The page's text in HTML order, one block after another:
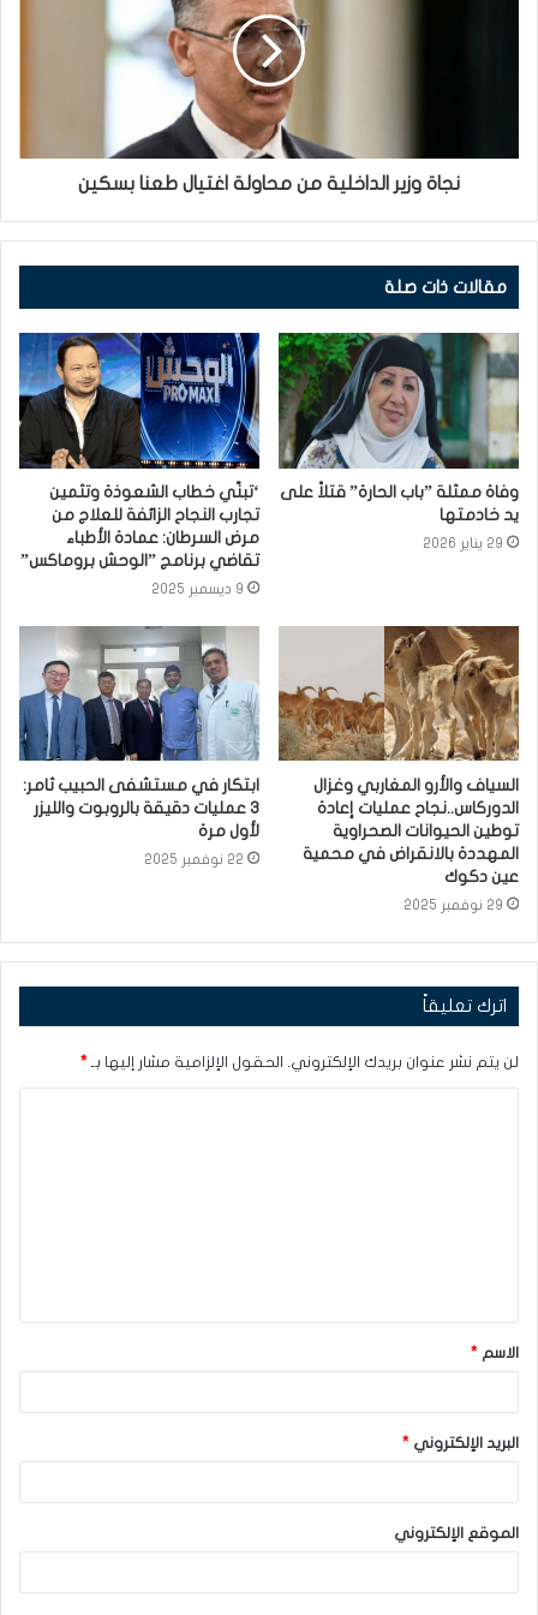
نجاة وزير الداخلية من محاولة اغتيال طعنا بسكين
مقالات ذات صلة
وفاة ممثلة ”باب الحارة” قتلاً على
يد خادمتها⁩
29 يناير 2026
‘تبنّي خطاب الشعوذة وتثمين
تجارب النجاح الزائفة للعلاج من
مرض السرطان: عمادة الأطباء
تقاضي برنامج ”الوحش بروماكس”
9 ديسمبر 2025
السياف والأرو المغاربي وغزال
الدوركاس..نجاح عمليات إعادة
توطين الحيوانات الصحراوية
المهددة بالانقراض في محمية
عين دكوك
29 نوفمبر 2025
ابتكار في مستشفى الحبيب ثامر:
3 عمليات دقيقة بالروبوت والليزر
لأول مرة
22 نوفمبر 2025
اترك تعليقاً
لن يتم نشر عنوان بريدك الإلكتروني. الحقول الإلزامية مشار إليها بـ *
ق
*
الاسم *
البريد الإلكتروني *
الموقع الإلكتروني